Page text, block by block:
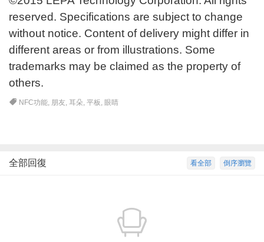
reserved. Specifications are subject to change
without notice. Content of delivery might differ in
different areas or from illustrations. Some
trademarks may be claimed as the property of
others.
NFC功能, 朋友,耳朵,平板 , 眼睛
倒序瀏覽
看全部
全部回復